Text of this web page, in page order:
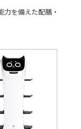
力を備えた配膳・